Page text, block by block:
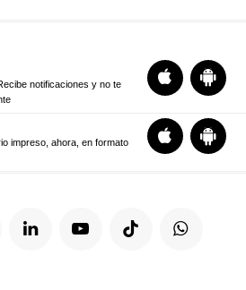
notificaciones y no te
impreso, ahora, en formato